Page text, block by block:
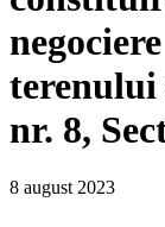
terenului
nr. 8,
8 august 2023